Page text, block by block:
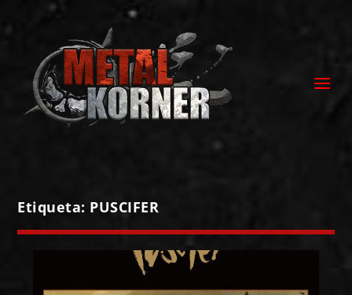
Etiqueta: PUSCIFER